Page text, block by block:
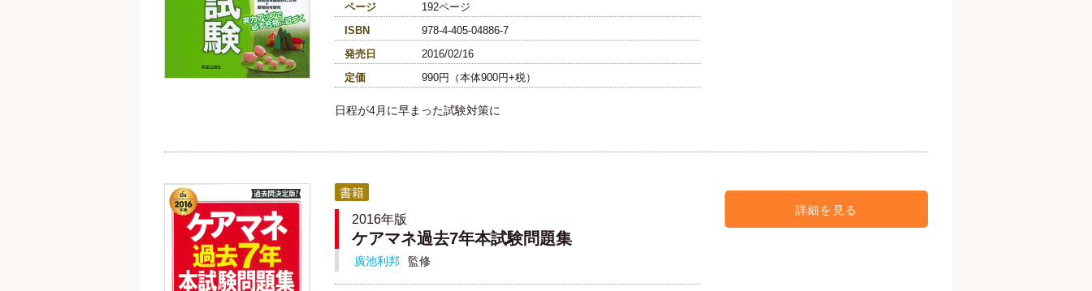
ページ
192ページ
ISBN
978-4-405-04886-7
発売日
2016/02/16
定価
990円（本体900円+税）
日程が4月に早まった試験対策に
書籍
2016年版
ケアマネ過去7年本試験問題集
廣池利邦 監修
詳細を見る